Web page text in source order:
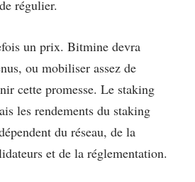
régulier.
un prix. Bitmine devra
ou mobiliser assez de
cette promesse. Le staking
les rendements du staking
du réseau, de la
et de la réglementation.